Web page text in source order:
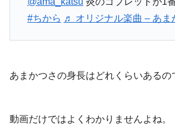
#ちから ♬ オリジナル楽曲 – あま
あまかつさの身長はどれくらいあるの
動画だけではよくわかりませんよね。